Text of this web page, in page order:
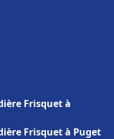
Frisquet à
Frisquet à Puget